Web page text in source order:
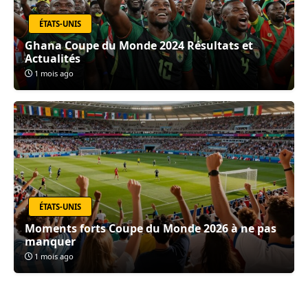
ÉTATS-UNIS
Ghana Coupe du Monde 2024 Résultats et
Actualités
1 mois ago
ÉTATS-UNIS
Moments forts Coupe du Monde 2026 à ne pas
manquer
1 mois ago